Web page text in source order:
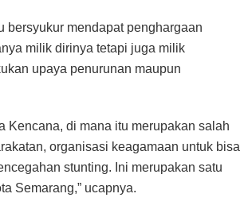
bersyukur mendapat penghargaan
milik dirinya tetapi juga milik
upaya penurunan maupun
Kencana, di mana itu merupakan salah
organisasi keagamaan untuk bisa
stunting. Ini merupakan satu
Semarang,” ucapnya.